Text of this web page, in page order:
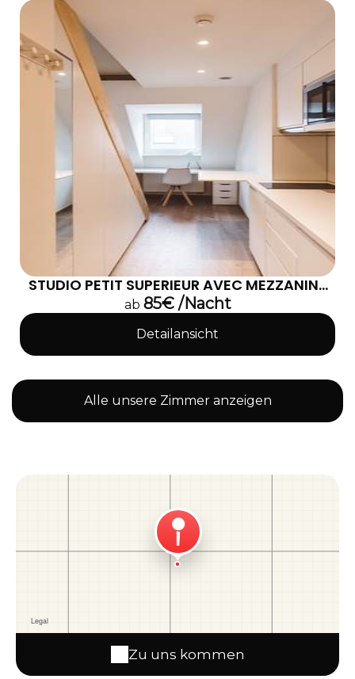
STUDIO PETIT SUPERIEUR AVEC MEZZANINE
302
ab 85€ /Nacht
Detailansicht
Alle unsere Zimmer anzeigen
Zu uns kommen